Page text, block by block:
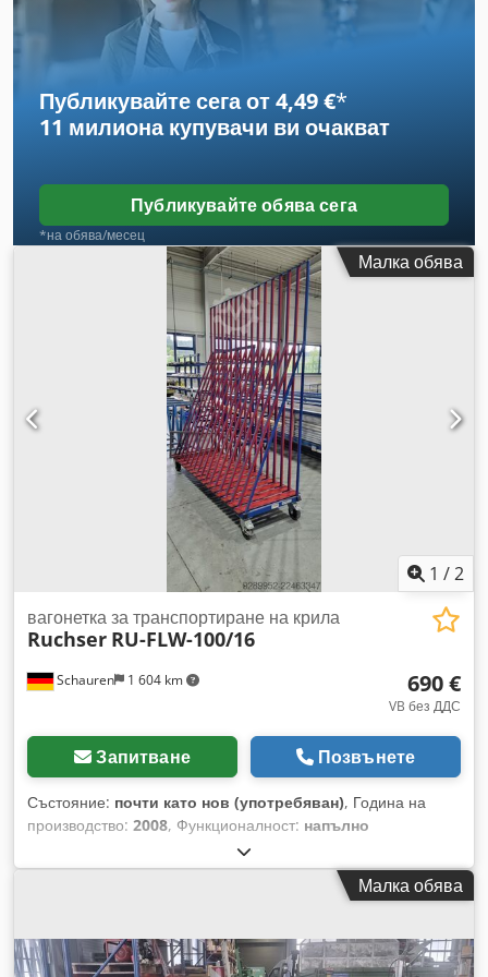
ДДС. (технически данни според производителя, без
гаранция!)
Публикувайте сега от 4,49 €*
11 милиона купувачи ви очакват
Публикувайте обява сега
*на обява/месец
Малка обява
1 /2
Schauren 1 604 km
вагонетка за транспортиране на крила
Ruchser RU-FLW-100/16
690 €
VB без ДДС
Запитване Позвънете
Състояние: почти като нов (употребяван), Година на
производство: 2008, Функционалност: напълно
, номер на машина/превозно средство:
008282, Налични са 2 транспортни вагона. Djdezqu Nxopfx
Малка обява